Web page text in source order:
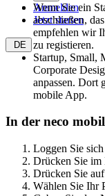
Anmelden
Jetzt starten
DE
Wenn Sie ein
abschließen,
empfehlen wir
zu registieren.
Startup, Small,
Corporate
anpassen. Dort
mobile App.
In der neco
Loggen Sie
Drücken Sie im
Drücken Sie
Wählen Sie Ihr